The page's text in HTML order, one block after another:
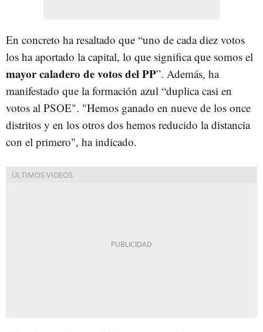
En concreto ha resaltado que “uno de cada diez votos
los ha aportado la capital, lo que significa que somos el
mayor caladero de votos del PP”. Además, ha
manifestado que la formación azul “duplica casi en
votos al PSOE". "Hemos ganado en nueve de los once
distritos y en los otros dos hemos reducido la distancia
con el primero", ha indicado.